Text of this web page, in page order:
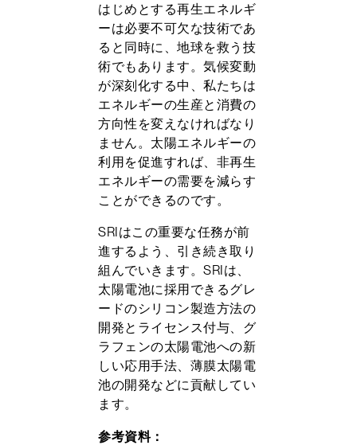
はじめとする再生エネルギ
ーは必要不可欠な技術であ
ると同時に、地球を救う技
術でもあります。気候変動
が深刻化する中、私たちは
エネルギーの生産と消費の
方向性を変えなければなり
ません。太陽エネルギーの
利用を促進すれば、非再生
エネルギーの需要を減らす
ことができるのです。
SRIはこの重要な任務が前
進するよう、引き続き取り
組んでいきます。SRIは、
太陽電池に採用できるグレ
ードのシリコン製造方法の
開発とライセンス付与、グ
ラフェンの太陽電池への新
しい応用手法、薄膜太陽電
池の開発などに貢献してい
ます。
参考資料：